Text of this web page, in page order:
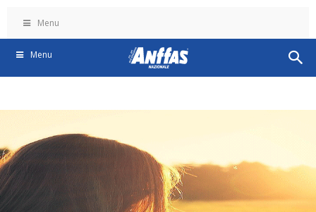
Menu
Menu